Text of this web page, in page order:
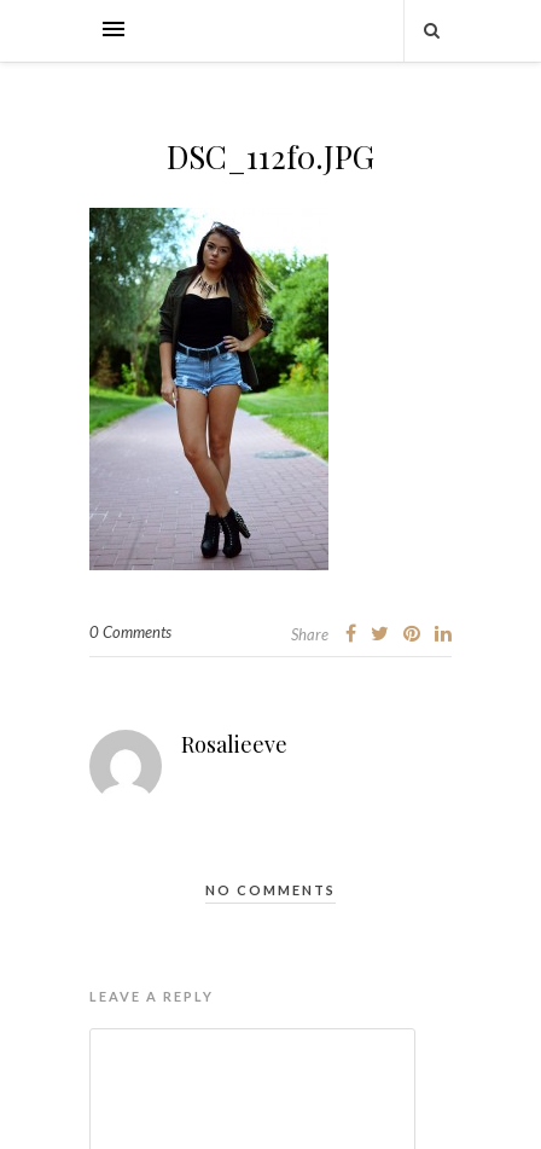
DSC_112f0.JPG
0 Comments Share
Rosalieeve
NO COMMENTS
LEAVE A REPLY